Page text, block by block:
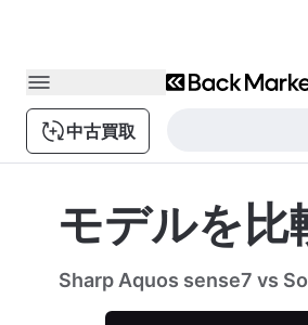
中古買取
モデルを比
Sharp Aquos sense7 vs